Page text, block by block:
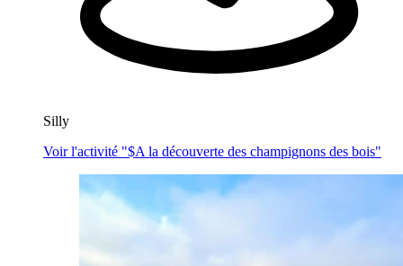
Silly
Voir l'activité "$A la découverte des champignons des bois"